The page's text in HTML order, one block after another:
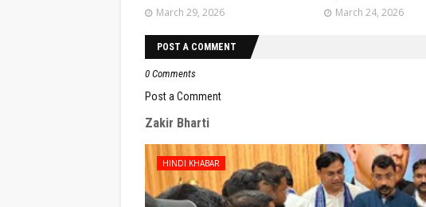
March 29, 2026 March 24, 2026
POST A COMMENT
0 Comments
Post a Comment
Zakir Bharti
HINDI KHABAR